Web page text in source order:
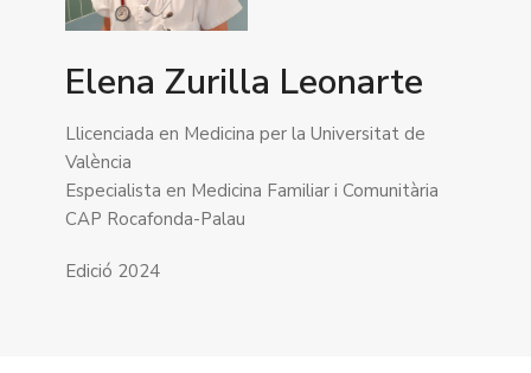
Elena Zurilla Leonarte
Llicenciada en Medicina per la Universitat de
València
Especialista en Medicina Familiar i Comunitària
CAP Rocafonda-Palau
Edició 2024